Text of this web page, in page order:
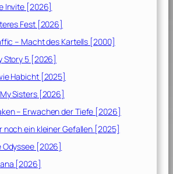
Invite [2026]
Fest [2026]
– Macht des Kartells [2000]
Story 5 [2026]
Habicht [2025]
Sisters [2026]
– Erwachen der Tiefe [2026]
noch ein kleiner Gefallen [2025]
Odyssee [2026]
[2026]